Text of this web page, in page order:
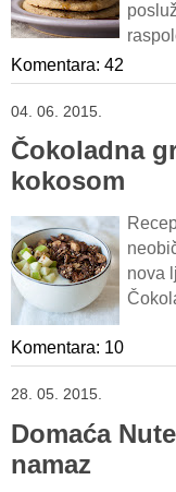
Komentara: 42
04. 06. 2015.
Čokoladna
kokosom
nova
Komentara: 10
28. 05. 2015.
Domaća
namaz